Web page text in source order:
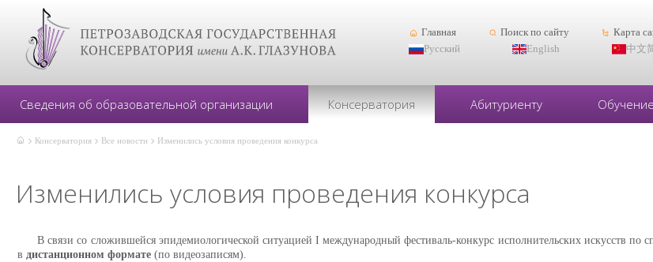
Главная Поиск по сайту
Карта
Русский
English 中文
Сведения об образовательной организации Консерватория Абитуриенту Обучение
Консерватория Все новости Изменились условия проведения конкурса
Изменились условия проведения конкурса
В связи со сложившейся эпидемиологической ситуацией I международный фестиваль-конкурс исполнительских искусств по
в дистанционном формате (по видеозаписям).